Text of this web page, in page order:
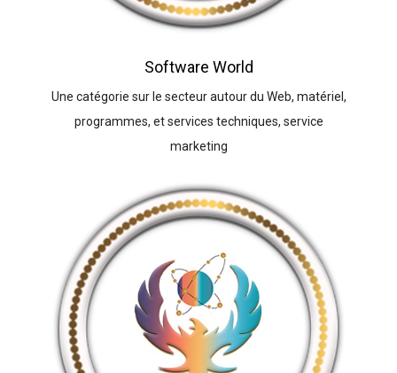
Software World
Une catégorie sur le secteur autour du Web, matériel,
programmes, et services techniques, service
marketing